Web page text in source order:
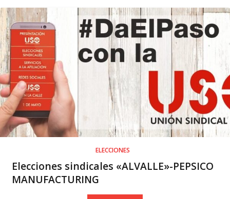
ELECCIONES
Elecciones sindicales «ALVALLE»-PEPSICO
MANUFACTURING